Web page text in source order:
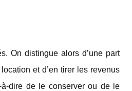
On distingue alors d’une part
et d’en tirer les revenus
à-dire de le conserver ou de le